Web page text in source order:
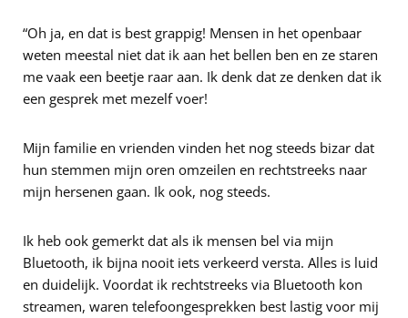
“Oh ja, en dat is best grappig! Mensen in het openbaar
weten meestal niet dat ik aan het bellen ben en ze staren
me vaak een beetje raar aan. Ik denk dat ze denken dat ik
een gesprek met mezelf voer!
Mijn familie en vrienden vinden het nog steeds bizar dat
hun stemmen mijn oren omzeilen en rechtstreeks naar
mijn hersenen gaan. Ik ook, nog steeds.
Ik heb ook gemerkt dat als ik mensen bel via mijn
Bluetooth, ik bijna nooit iets verkeerd versta. Alles is luid
en duidelijk. Voordat ik rechtstreeks via Bluetooth kon
streamen, waren telefoongesprekken best lastig voor mij